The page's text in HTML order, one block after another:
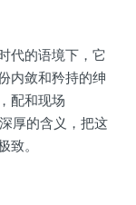
代的语境下，它
内敛和矜持的绅
配和现场
厚的含义，把这
。